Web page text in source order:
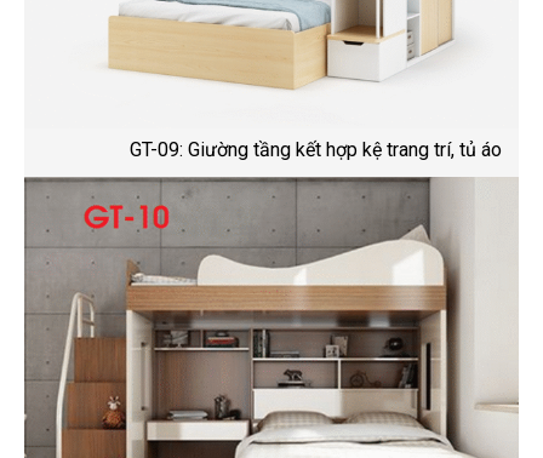
GT-09: Giường tầng kết hợp kệ trang trí, tủ áo